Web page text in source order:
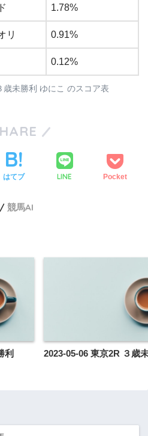
1.78%
リ 0.91%
0.12%
未勝利 ゆにこ のスコア表
はてブ LINE Pocket
競馬AI
利 2023-05-06 東京2R ３歳